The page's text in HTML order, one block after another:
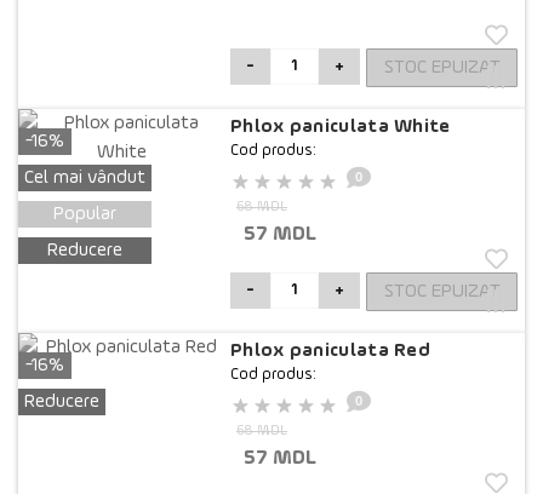
- + STOC EPUIZAT
-16%
Cel mai vândut
Popular
Reducere
Phlox paniculata White
Cod produs:
0
68 MDL
57 MDL
- + STOC EPUIZAT
-16%
Reducere
Phlox paniculata Red
Cod produs:
0
68 MDL
57 MDL